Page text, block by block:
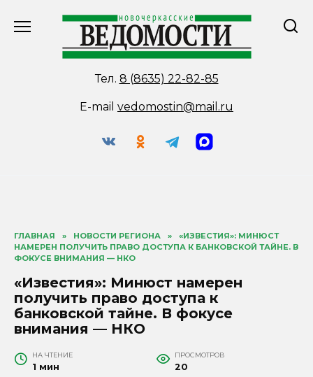
Тел. 8 (8635) 22-82-85
E-mail vedomostin@mail.ru
ГЛАВНАЯ » НОВОСТИ РЕГИОНА »
«ИЗВЕСТИЯ»: МИНЮСТ
НАМЕРЕН ПОЛУЧИТЬ ПРАВО ДОСТУПА К БАНКОВСКОЙ ТАЙНЕ. В
ФОКУСЕ ВНИМАНИЯ — НКО
«Известия»: Минюст намерен
получить право доступа к
банковской тайне. В фокусе
внимания — НКО
НА ЧТЕНИЕ
1 мин
ПРОСМОТРОВ
20